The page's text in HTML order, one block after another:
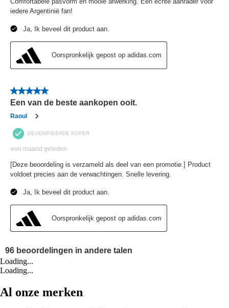
Loading...
Loading...
Al onze merken